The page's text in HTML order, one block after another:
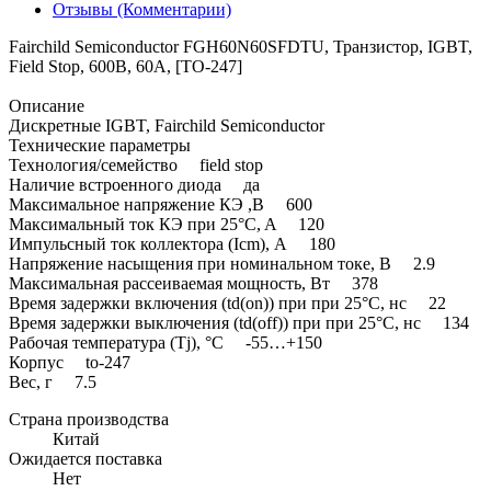
Отзывы (Комментарии)
Fairchild Semiconductor FGH60N60SFDTU, Транзистор, IGBT,
Field Stop, 600В, 60А, [TO-247]
Описание
Дискретные IGBT, Fairchild Semiconductor
Технические параметры
Технология/семейство field stop
Наличие встроенного диода да
Максимальное напряжение КЭ ,В 600
Максимальный ток КЭ при 25°C, A 120
Импульсный ток коллектора (Icm), А 180
Напряжение насыщения при номинальном токе, В 2.9
Максимальная рассеиваемая мощность, Вт 378
Время задержки включения (td(on)) при при 25°C, нс 22
Время задержки выключения (td(off)) при при 25°C, нс 134
Рабочая температура (Tj), °C -55…+150
Корпус to-247
Вес, г 7.5
Страна производства
Китай
Ожидается поставка
Нет